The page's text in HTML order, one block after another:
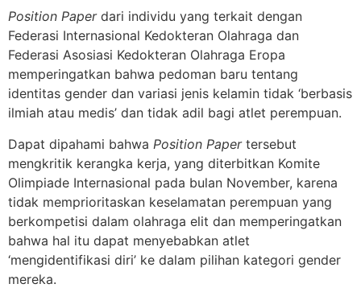
Position Paperdari individu yang terkait dengan
Federasi Internasional Kedokteran Olahraga dan
Federasi Asosiasi Kedokteran Olahraga Eropa
memperingatkan bahwa pedoman baru tentang
identitas gender dan variasi jenis kelamin tidak ‘berbasis
ilmiah atau medis’ dan tidak adil bagi atlet perempuan.
Dapat dipahami bahwa Position Papertersebut
mengkritik kerangka kerja, yang diterbitkan Komite
Olimpiade Internasional pada bulan November, karena
tidak memprioritaskan keselamatan perempuan yang
berkompetisi dalam olahraga elit dan memperingatkan
bahwa hal itu dapat menyebabkan atlet
‘mengidentifikasi diri’ ke dalam pilihan kategori gender
mereka.